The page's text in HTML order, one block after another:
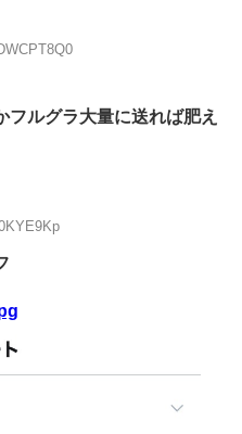
フルグラ大量に送れば肥え